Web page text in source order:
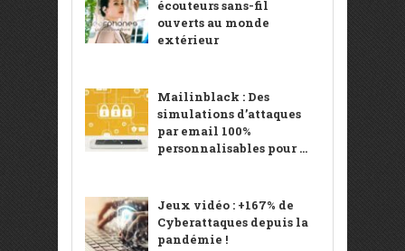
écouteurs sans-fil
ouverts au monde
extérieur
Mailinblack : Des
simulations d’attaques
par email 100%
personnalisables pour ...
Jeux vidéo : +167% de
Cyberattaques depuis la
pandémie !